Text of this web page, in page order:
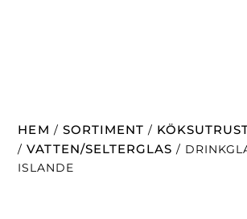
HEM / SORTIMENT /
/VATTEN/SELTERGLAS /
ISLANDE